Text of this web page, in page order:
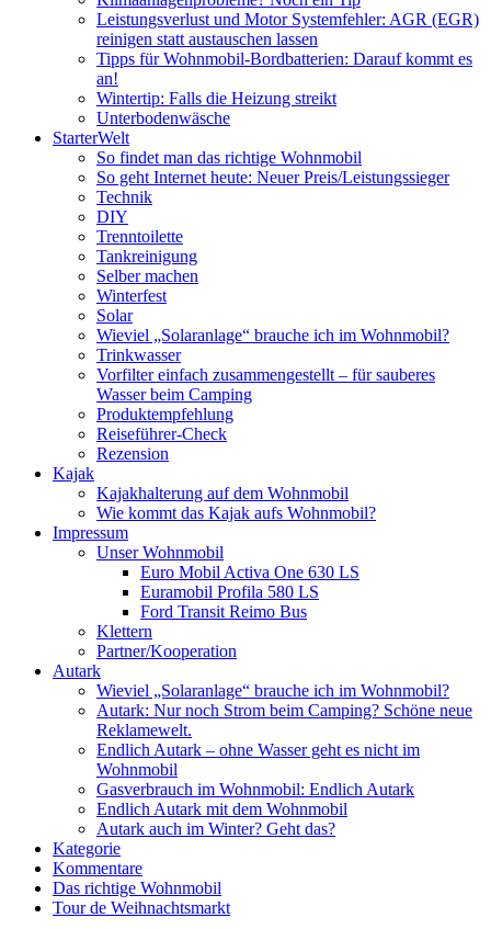
Leistungsverlust und Motor Systemfehler: AGR (EGR)
reinigen statt austauschen lassen
Tipps für Wohnmobil-Bordbatterien: Darauf kommt es
an!
Wintertip: Falls die Heizung streikt
Unterbodenwäsche
StarterWelt
So findet man das richtige Wohnmobil
So geht Internet heute: Neuer Preis/Leistungssieger
Technik
DIY
Trenntoilette
Tankreinigung
Selber machen
Winterfest
Solar
Wieviel „Solaranlage“ brauche ich im Wohnmobil?
Trinkwasser
Vorfilter einfach zusammengestellt – für sauberes
Wasser beim Camping
Produktempfehlung
Reiseführer-Check
Rezension
Kajak
Kajakhalterung auf dem Wohnmobil
Wie kommt das Kajak aufs Wohnmobil?
Impressum
Unser Wohnmobil
Euro Mobil Activa One 630 LS
Euramobil Profila 580 LS
Ford Transit Reimo Bus
Klettern
Partner/Kooperation
Autark
Wieviel „Solaranlage“ brauche ich im Wohnmobil?
Autark: Nur noch Strom beim Camping? Schöne neue
Reklamewelt.
Endlich Autark – ohne Wasser geht es nicht im
Wohnmobil
Gasverbrauch im Wohnmobil: Endlich Autark
Endlich Autark mit dem Wohnmobil
Autark auch im Winter? Geht das?
Kategorie
Kommentare
Das richtige Wohnmobil
Tour de Weihnachtsmarkt